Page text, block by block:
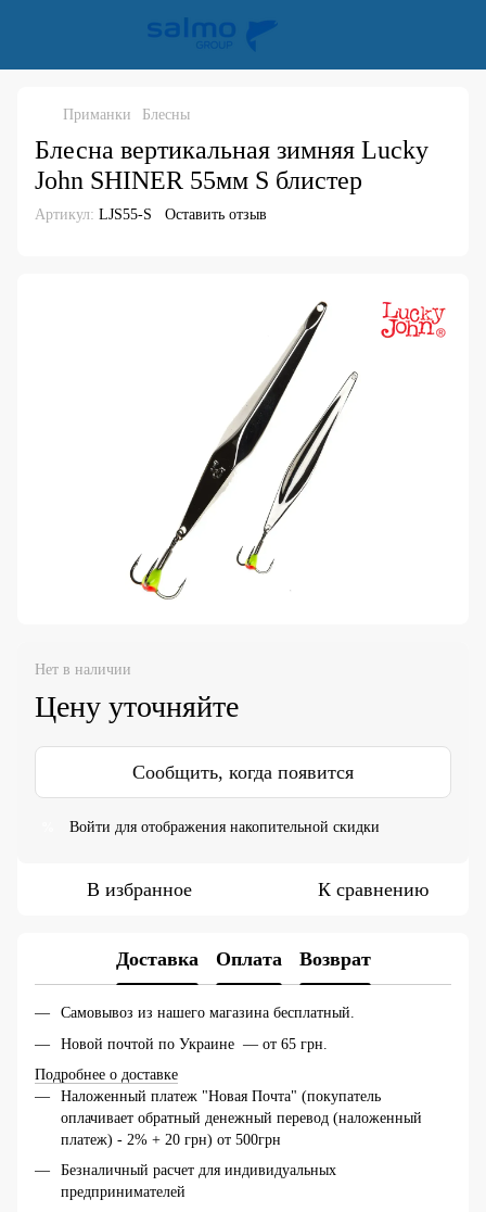
Приманки Блесны
Блесна вертикальная зимняя Lucky
John SHINER 55мм S блистер
Артикул: LJS55-S Оставить отзыв
Нет в наличии
Цену уточняйте
Сообщить, когда появится
Войти для отображения накопительной скидки
В избранное К сравнению
Доставка Оплата Возврат
Самовывоз из нашего магазина бесплатный.
Новой почтой по Украине — от 65 грн.
Подробнее о доставке
Наложенный платеж "Новая Почта" (покупатель
оплачивает обратный денежный перевод (наложенный
платеж) - 2% + 20 грн) от 500грн
Безналичный расчет для индивидуальных
предпринимателей